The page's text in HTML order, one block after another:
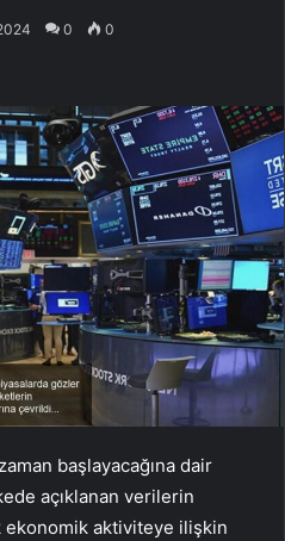
0 0
başlayacağına dair
açıklanan verilerin
ekonomik aktiviteye ilişkin